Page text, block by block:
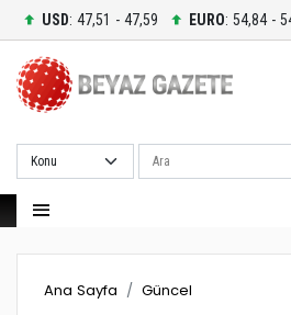
USD: 47,51 - 47,59 EURO: 54,84 -
Ara
Ana Sayfa Güncel